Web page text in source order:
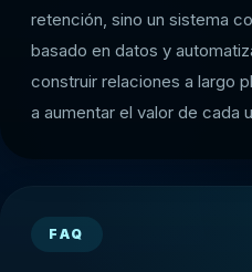
retención, sino un sistema
basado en datos y
construir relaciones a largo
a aumentar el valor de cada
FAQ